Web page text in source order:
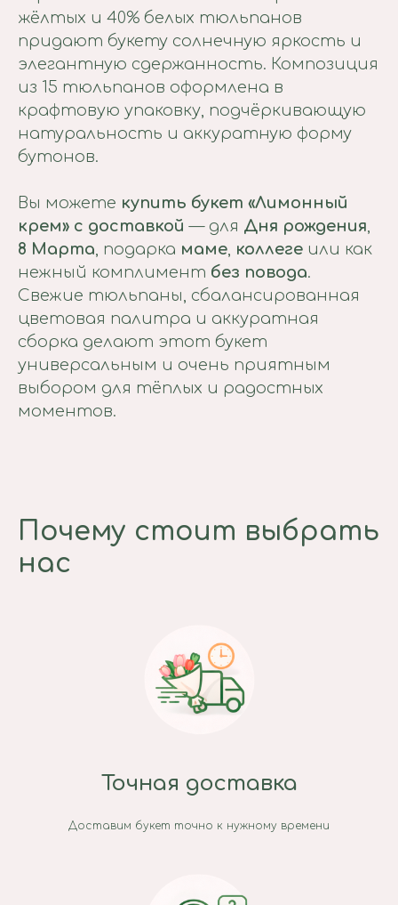
жёлтых и 40% белых тюльпанов
придают букету солнечную яркость и
элегантную сдержанность. Композиция
из 15 тюльпанов оформлена в
крафтовую упаковку, подчёркивающую
натуральность и аккуратную форму
бутонов.
Вы можете купить букет «Лимонный
крем» с доставкой — для Дня рождения,
8 Марта, подарка маме, коллеге или как
нежный комплимент без повода.
Свежие тюльпаны, сбалансированная
цветовая палитра и аккуратная
сборка делают этот букет
универсальным и очень приятным
выбором для тёплых и радостных
моментов.
Почему стоит выбрать
нас
Точная доставка
Доставим букет точно к нужному времени